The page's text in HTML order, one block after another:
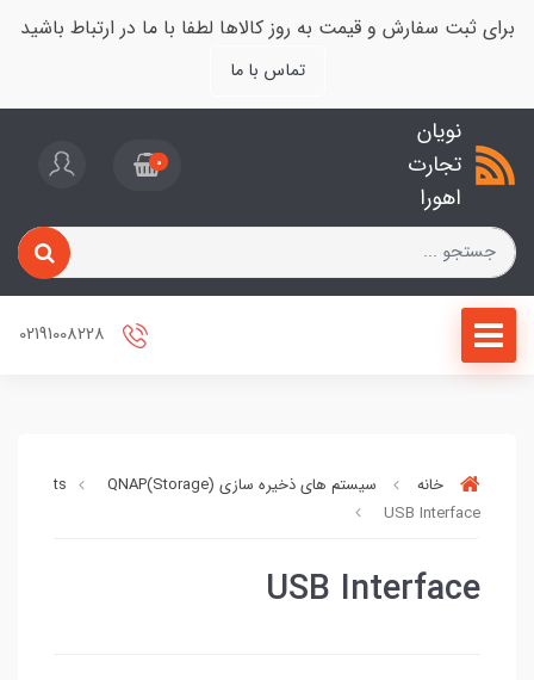
برای ثبت سفارش و قیمت به روز کالاها لطفا با ما در ارتباط باشید
تماس با ما
نویان
تجارت
اهورا
0
خانه سیستم های ذخیره سازی (Storage) QNAP
Units
USB Interface
USB Interface